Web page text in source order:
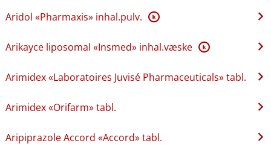
Aridol «Pharmaxis» inhal.pulv. K
Arikayce liposomal «Insmed» inhal.væske K
Arimidex «Laboratoires Juvisé Pharmaceuticals» tabl.
Arimidex «Orifarm» tabl.
Aripiprazole Accord «Accord» tabl.